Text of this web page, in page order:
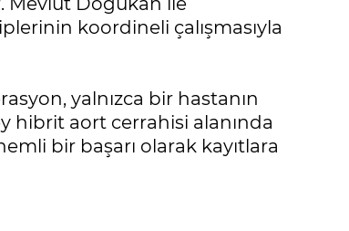
koordineli çalışmasıyla
yalnızca bir hastanın
hibrit aort cerrahisi alanında
bir başarı olarak kayıtlara